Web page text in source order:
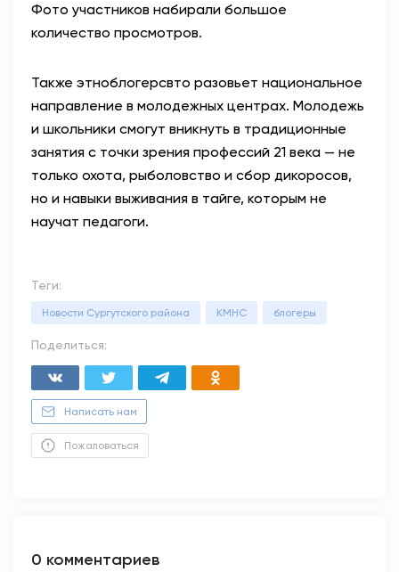
Фото участников набирали большое
количество просмотров.
Также этноблогерсвто разовьет национальное
направление в молодежных центрах. Молодежь
и школьники смогут вникнуть в традиционные
занятия с точки зрения профессий 21 века — не
только охота, рыболовство и сбор дикоросов,
но и навыки выживания в тайге, которым не
научат педагоги.
Теги:
Новости Сургутского района КМНС блогеры
Поделиться:
Написать нам
Пожаловаться
0 комментариев